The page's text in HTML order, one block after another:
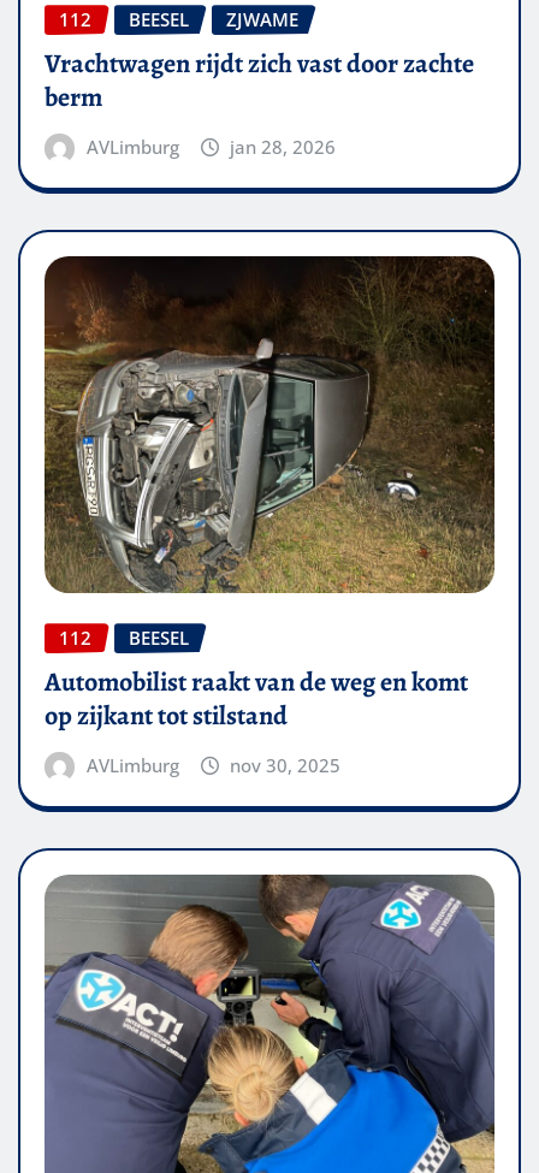
112 BEESEL ZJWAME
Vrachtwagen rijdt zich vast door zachte
berm
AVLimburg jan 28, 2026
112 BEESEL
Automobilist raakt van de weg en komt
op zijkant tot stilstand
AVLimburg nov 30, 2025